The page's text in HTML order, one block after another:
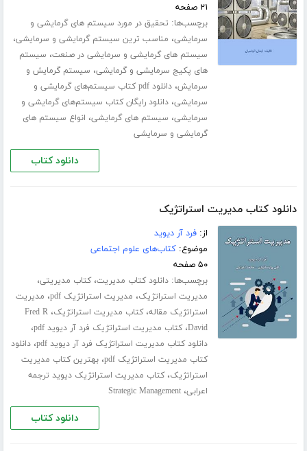
۲۱ صفحه
برچسب‌ها: تحقیق در مورد سیستم های گرمایشی و
سرمایشی، مناسب ترین سیستم گرمایشی و سرمایشی،
سیستم های گرمایشی و سرمایشی در صنعت، سیستم
های پکیج سرمایشی و گرمایشی، سیستم گرمایش و
سرمایش،
دانلود pdf کتاب سیستم‌های گرمایشی و
سرمایشی،دانلود رایگان کتاب سیستم‌های گرمایشی و
سرمایشی، سیستم های گرمایشی، انواع سیستم های
گرمایشی و سرمایشی
دانلود کتاب
دانلود کتاب مدیریت استراتژیک
از:فرد آر دیوید
موضوع:کتاب‌های علوم اجتماعی
۵۰ صفحه
برچسب‌ها:دانلود کتاب مدیریت،کتاب مدیریتی،
مدیریت استراتژیک، مدیریت استراتژیک pdf ، مدیریت
استراتژیک مقاله،کتاب مدیریت استراتژیک،Fred R
David،کتاب مدیریت استراتژیک فرد آر دیوید pdf ،
دانلود کتاب مدیریت استراتژیک فرد آر دیوید pdf ،دانلود
کتاب مدیریت استراتژیک pdf
،بهترین کتاب مدیریت
استراتژیک،کتاب مدیریت استراتژیک دیوید ترجمه
اعرابی،Strategic Management
دانلود کتاب